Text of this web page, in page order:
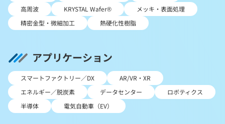
高周波
KRYSTAL Wafer®
メッキ・表面処理
精密金型・微細加工
熱硬化性樹脂
アプリケーション
スマートファクトリー／DX
AR/VR・XR
エネルギー／脱炭素
データセンター
ロボティクス
半導体
電気自動車（EV）